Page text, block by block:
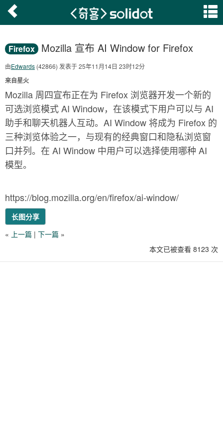
Firefox Mozilla 宣布 AI Window for Firefox
由Edwards (42866) 发表于 25年11月14日 23时12分
来自星火
Mozilla 周四宣布正在为 Firefox 浏览器开发一个新的
可选浏览模式 AI Window，在该模式下用户可以与 AI
助手和聊天机器人互动。AI Window 将成为 Firefox 的
三种浏览体验之一，与现有的经典窗口和隐私浏览窗
口并列。在 AI Window 中用户可以选择使用哪种 AI
模型。
https://blog.mozilla.org/en/firefox/ai-window/
长图分享
« 上一篇 | 下一篇 »
本文已被查看 8123 次